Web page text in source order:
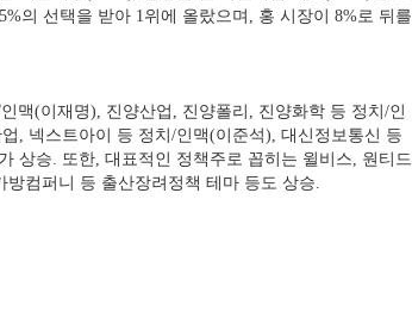
의 선택을 받아 1위에 올랐으며, 홍 시장이 8%로 뒤를
맥(이재명), 진양산업, 진양폴리, 진양화학 등 정치/인
, 넥스트아이 등 정치/인맥(이준석), 대신정보통신 등
상승. 또한, 대표적인 정책주로 꼽히는 윌비스, 원티드
컴퍼니 등 출산장려정책 테마 등도 상승.